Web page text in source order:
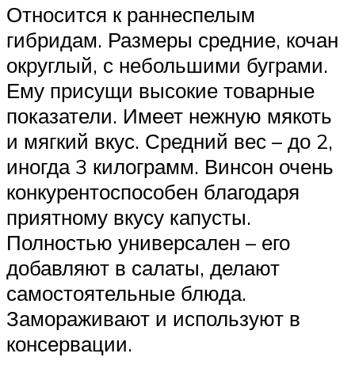
Относится к раннеспелым
гибридам. Размеры средние, кочан
округлый, с небольшими буграми.
Ему присущи высокие товарные
показатели. Имеет нежную мякоть
и мягкий вкус. Средний вес – до 2,
иногда 3 килограмм. Винсон очень
конкурентоспособен благодаря
приятному вкусу капусты.
Полностью универсален – его
добавляют в салаты, делают
самостоятельные блюда.
Замораживают и используют в
консервации.